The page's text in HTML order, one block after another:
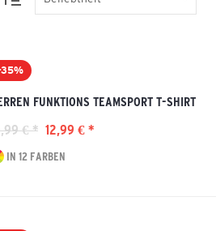
FUNKTIONS TEAMSPORT T-SHIRT
€ * 12,99 € *
IN 12 FARBEN